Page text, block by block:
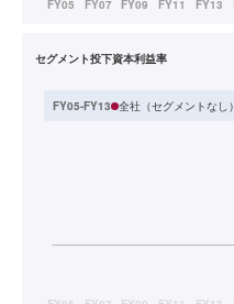
セグメント投下資本利益率
FY05-FY13 全社（セグメントなし）